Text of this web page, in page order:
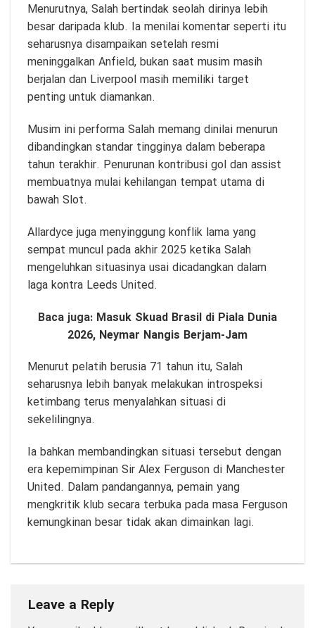
Menurutnya, Salah bertindak seolah dirinya lebih
besar daripada klub. Ia menilai komentar seperti itu
seharusnya disampaikan setelah resmi
meninggalkan Anfield, bukan saat musim masih
berjalan dan Liverpool masih memiliki target
penting untuk diamankan.
Musim ini performa Salah memang dinilai menurun
dibandingkan standar tingginya dalam beberapa
tahun terakhir. Penurunan kontribusi gol dan assist
membuatnya mulai kehilangan tempat utama di
bawah Slot.
Allardyce juga menyinggung konflik lama yang
sempat muncul pada akhir 2025 ketika Salah
mengeluhkan situasinya usai dicadangkan dalam
laga kontra Leeds United.
Baca juga: Masuk Skuad Brasil di Piala Dunia
2026, Neymar Nangis Berjam-Jam
Menurut pelatih berusia 71 tahun itu, Salah
seharusnya lebih banyak melakukan introspeksi
ketimbang terus menyalahkan situasi di
sekelilingnya.
Ia bahkan membandingkan situasi tersebut dengan
era kepemimpinan Sir Alex Ferguson di Manchester
United. Dalam pandangannya, pemain yang
mengkritik klub secara terbuka pada masa Ferguson
kemungkinan besar tidak akan dimainkan lagi.
Leave a Reply